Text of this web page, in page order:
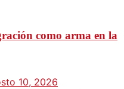
como arma en la
10, 2026